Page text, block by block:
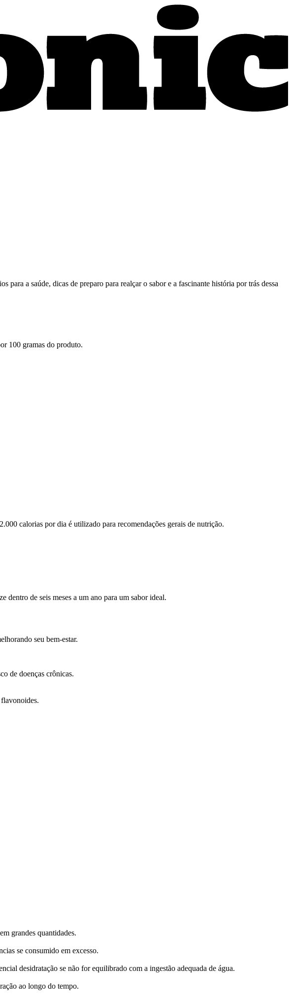
a saúde, dicas de preparo para realçar o sabor e a fascinante história por trás dessa
100 gramas do produto.
calorias por dia é utilizado para recomendações gerais de nutrição.
dentro de seis meses a um ano para um sabor ideal.
seu bem-estar.
de doenças crônicas.
grandes quantidades.
se consumido em excesso.
desidratação se não for equilibrado com a ingestão adequada de água.
ao longo do tempo.